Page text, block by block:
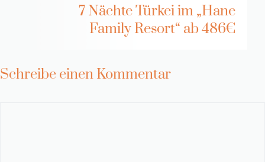
7 Nächte Türkei im „Hane
Family Resort“ ab 486€
Schreibe einen Kommentar